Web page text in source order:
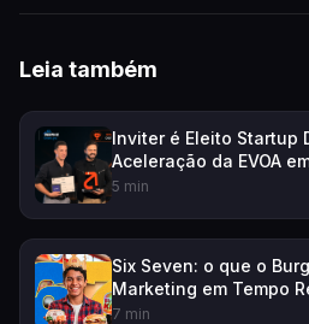
Leia também
Inviter é Eleito Startup
Aceleração da EVOA
5 min
Six Seven: o que o
Marketing em Tempo
7 min